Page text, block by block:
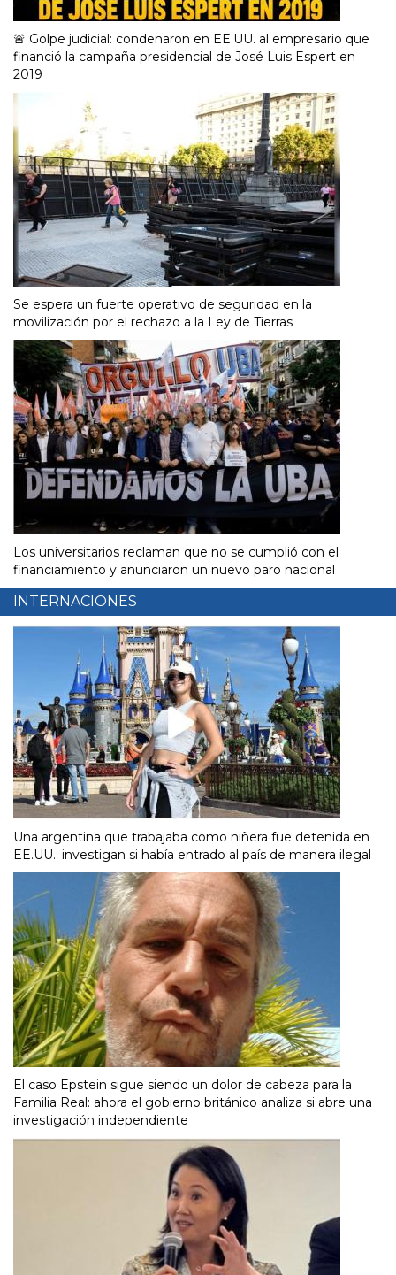
🚨 Golpe judicial: condenaron en EE.UU. al empresario que
financió la campaña presidencial de José Luis Espert en
2019
Se espera un fuerte operativo de seguridad en la
movilización por el rechazo a la Ley de Tierras
Los universitarios reclaman que no se cumplió con el
financiamiento y anunciaron un nuevo paro nacional
INTERNACIONES
Una argentina que trabajaba como niñera fue detenida en
EE.UU.: investigan si había entrado al país de manera ilegal
El caso Epstein sigue siendo un dolor de cabeza para la
Familia Real: ahora el gobierno británico analiza si abre una
investigación independiente